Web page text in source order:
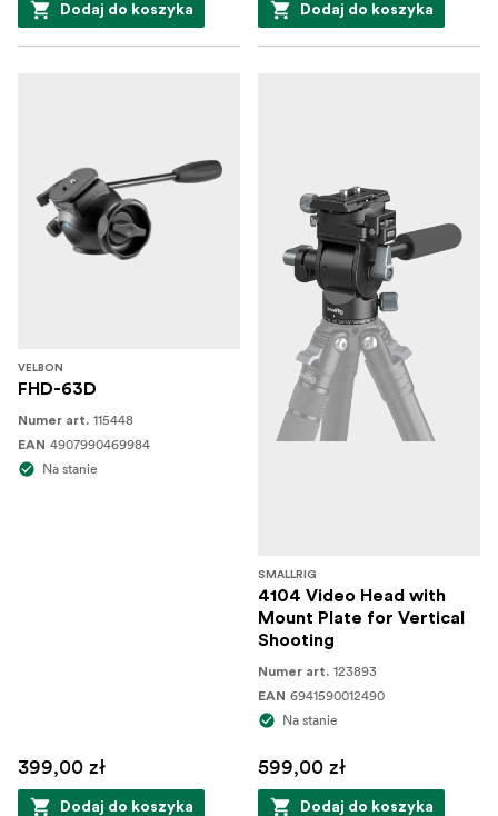
Dodaj do koszyka Dodaj do koszyka
VELBON
FHD-63D
Numer art. 115448
EAN 4907990469984
Na stanie
399,00 zł
Dodaj do koszyka
SMALLRIG
4104 Video Head with
Mount Plate for Vertical
Shooting
Numer art. 123893
EAN 6941590012490
Na stanie
599,00 zł
Dodaj do koszyka